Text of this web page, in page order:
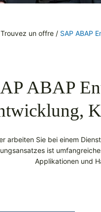
Trouvez un offre / SAP ABAP
ABAP
arbeiten Sie bei einem
ist
Applikationen und